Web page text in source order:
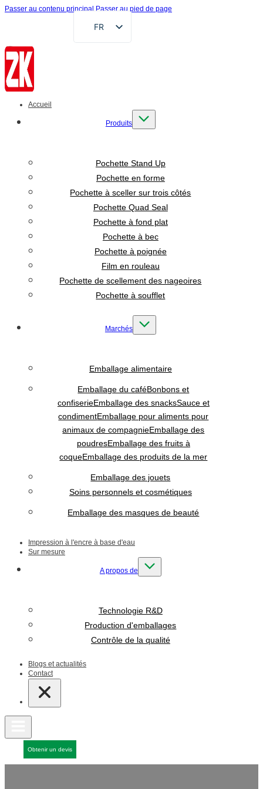
Passer au contenu principal Passer au pied de page
FR
EN
ID
Accueil
Produits
Pochette Stand Up
Pochette en forme
Pochette à sceller sur trois côtés
Pochette Quad Seal
Pochette à fond plat
Pochette à bec
Pochette à poignée
Film en rouleau
Pochette de scellement des nageoires
Pochette à soufflet
Marchés
Emballage alimentaire
Emballage du caféBonbons et
confiserieEmballage des snacksSauce et
condimentEmballage pour aliments pour
animaux de compagnieEmballage des
poudresEmballage des fruits à
coqueEmballage des produits de la mer
Emballage des jouets
Soins personnels et cosmétiques
Emballage des masques de beauté
Impression à l'encre à base d'eau
Sur mesure
A propos de
Technologie R&D
Production d'emballages
Contrôle de la qualité
Blogs et actualités
Contact
Obtenir un devis